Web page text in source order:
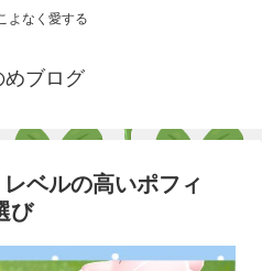
よなく愛する
めブログ
レベルの高いポフィ
び